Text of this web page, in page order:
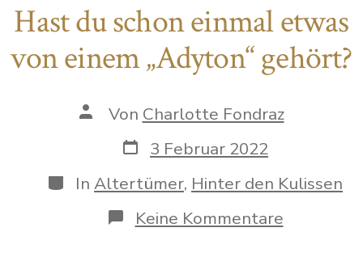
Hast du schon einmal etwas
von einem „Adyton“ gehört?
Autor
Beitrags
Von Charlotte Fondraz
Datum
des
Beitrags
3 Februar 2022
Kategorien
In Altertümer, Hinter den Kulissen
Keine Kommentarezu
Hast